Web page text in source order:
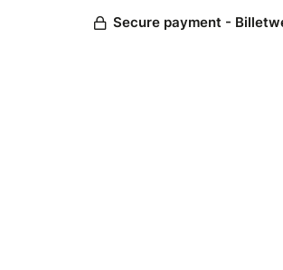
Secure payment -